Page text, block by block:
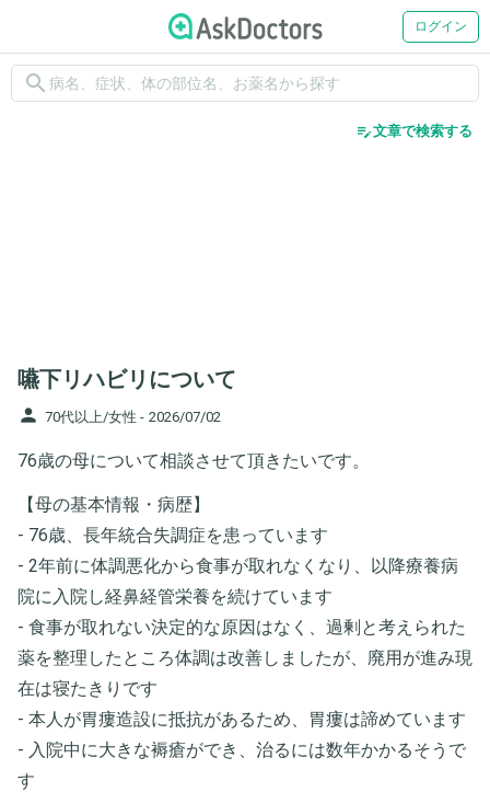
ログイン
search
edit_note文章で検索する
嚥下リハビリについて
person 70代以上/女性 - 2026/07/02
76歳の母について相談させて頂きたいです。
【母の基本情報・病歴】
- 76歳、長年統合失調症を患っています
- 2年前に体調悪化から食事が取れなくなり、以降療養病
院に入院し経鼻経管栄養を続けています
- 食事が取れない決定的な原因はなく、過剰と考えられた
薬を整理したところ体調は改善しましたが、廃用が進み現
在は寝たきりです
- 本人が胃瘻造設に抵抗があるため、胃瘻は諦めています
- 入院中に大きな褥瘡ができ、治るには数年かかるそうで
す